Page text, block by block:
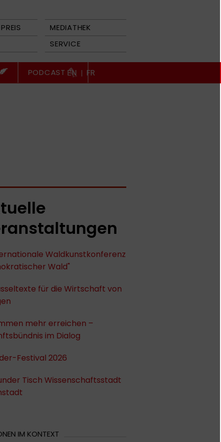
MEDIATHEK
SERVICE
PODCAST EN | FR
Waldkunstkonferenz
Wald"
für die Wirtschaft von
mehr erreichen –
im Dialog
Festival 2026
Tisch Wissenschaftsstadt
IM KONTEXT